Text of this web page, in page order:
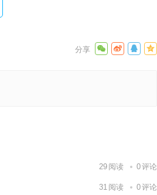
29 阅读 0评论
31 阅读 0评论